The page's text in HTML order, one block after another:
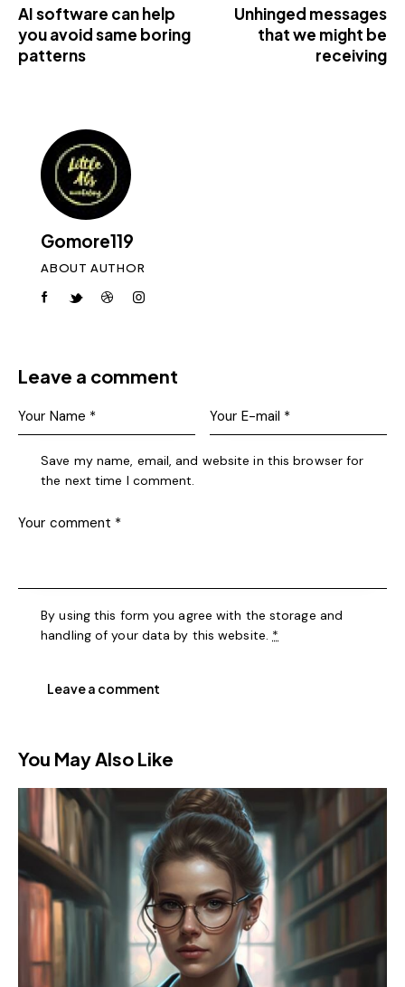
AI software can help
you avoid same boring
patterns
Unhinged messages
that we might be
receiving
Gomore119
ABOUT AUTHOR
Leave a comment
Save my name, email, and website in this browser for
the next time I comment.
By using this form you agree with the storage and
handling of your data by this website. *
You May Also Like